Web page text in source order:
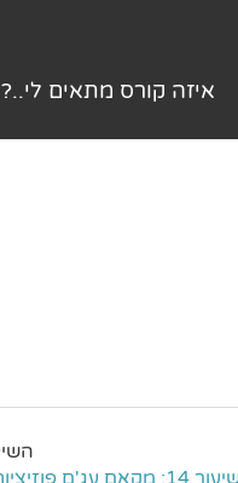
איזה קורס מתאים לי..?
14: מקאם עג'ם פוזיציות הסולם